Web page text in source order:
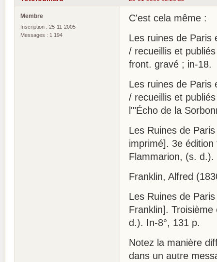
Membre
Inscription : 25-11-2005
Messages : 1 194
C'est cela même :
Les ruines de Paris
/ recueillis et
front. gravé ; in-18.
Les ruines de Paris
/ recueillis et
l'"Écho de la
Les Ruines de
imprimé]. 3e
Flammarion, (s. d.).
Franklin, Alfred
Les Ruines de
Franklin].
d.). In-8°, 131 p.
Notez la manière
dans un autre